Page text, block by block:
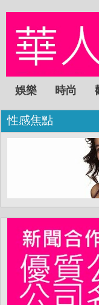
娛樂 時尚
性感焦點